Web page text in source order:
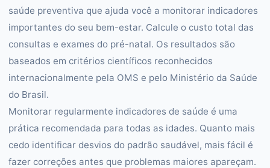
saúde preventiva que ajuda você a monitorar indicadores
importantes do seu bem-estar. Calcule o custo total das
consultas e exames do pré-natal. Os resultados são
baseados em critérios científicos reconhecidos
internacionalmente pela OMS e pelo Ministério da Saúde
do Brasil.
Monitorar regularmente indicadores de saúde é uma
prática recomendada para todas as idades. Quanto mais
cedo identificar desvios do padrão saudável, mais fácil é
fazer correções antes que problemas maiores apareçam.